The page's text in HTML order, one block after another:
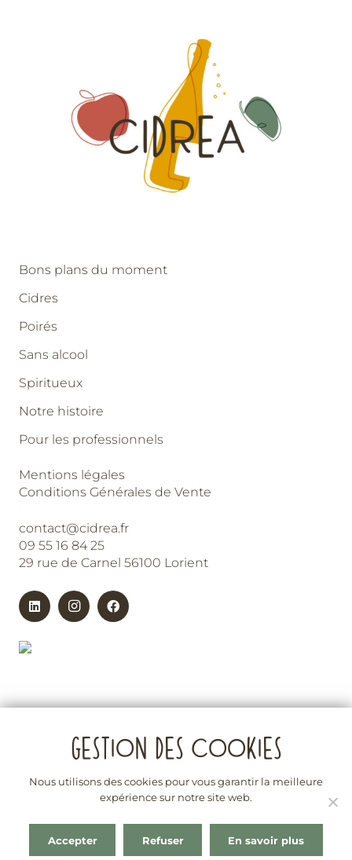
Bons plans du moment
Cidres
Poirés
Sans alcool
Spiritueux
Notre histoire
Pour les professionnels
Mentions légales
Conditions Générales de Vente
contact@cidrea.fr
09 55 16 84 25
29 rue de Carnel 56100 Lorient
avec modération. En cas de besoin consultez le site :
Nous utilisons des cookies pour vous garantir la meilleure
expérience sur notre site web.
Accepter Refuser En savoir plus